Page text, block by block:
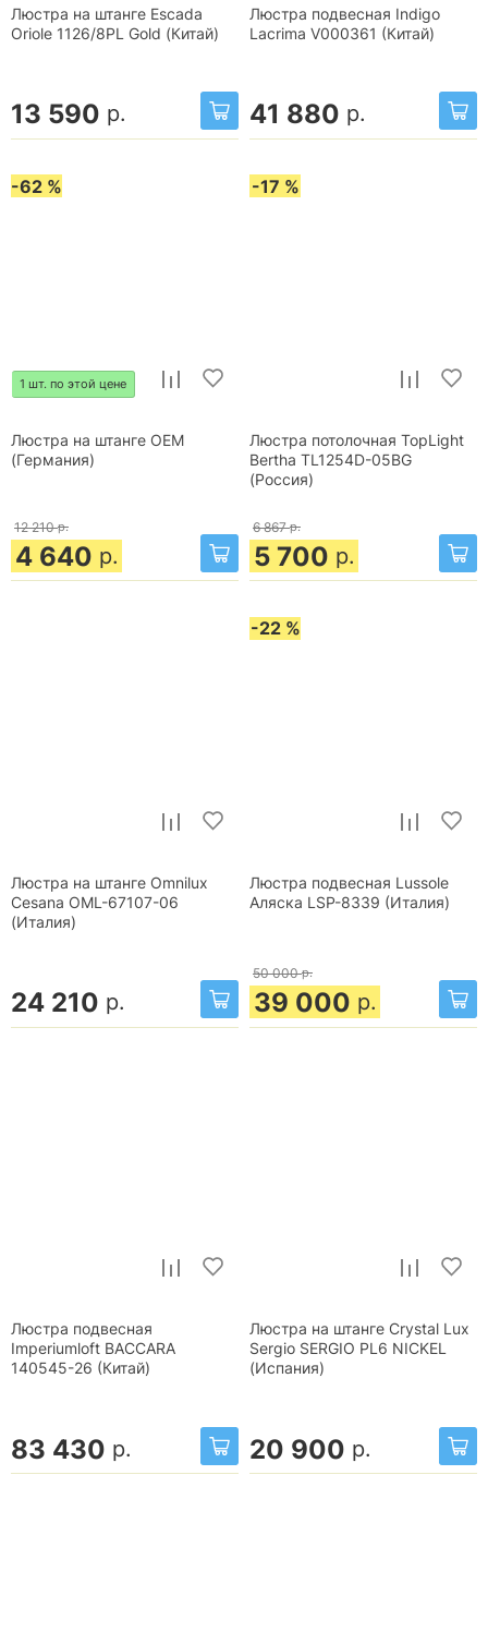
Люстра на штанге Escada
Oriole 1126/8PL Gold (Китай)
13 590 р.
Люстра подвесная Indigo
Lacrima V000361 (Китай)
41 880 р.
-62 %
1 шт. по этой цене
Люстра на штанге OEM
(Германия)
12 210 р.
4 640 р.
-17 %
Люстра потолочная TopLight
Bertha TL1254D-05BG
(Россия)
6 867 р.
5 700 р.
Люстра на штанге Omnilux
Cesana OML-67107-06
(Италия)
24 210 р.
-22 %
Люстра подвесная Lussole
Аляска LSP-8339 (Италия)
50 000 р.
39 000 р.
Люстра подвесная
Imperiumloft BACCARA
140545-26 (Китай)
83 430 р.
Люстра на штанге Crystal Lux
Sergio SERGIO PL6 NICKEL
(Испания)
20 900 р.